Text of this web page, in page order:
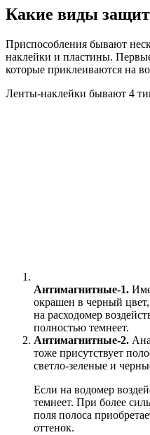
Какие виды
Приспособления бывают
наклейки и пластины.
которые приклеиваются на
Ленты-наклейки бывают 4
Антимагнитные-1.
окрашен в черный
на расходомер
полностью темнеет.
Антимагнитные-2.
тоже присутствует
светло-зеленые и
Если на водомер
темнеет. При более
поля полоса
оттенок.